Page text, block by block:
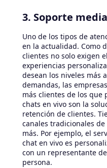
3. Soporte
Uno de los tipos de
en la actualidad. Como
clientes no solo exigen
experiencias
desean los niveles más
demandas, las
más clientes de los que
chats en vivo son la
retención de clientes.
canales tradicionales
más. Por ejemplo, el
chat en vivo es
con un representante
persona.